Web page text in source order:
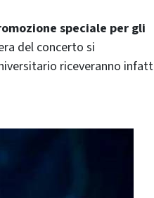
speciale per gli
del concerto si
riceveranno